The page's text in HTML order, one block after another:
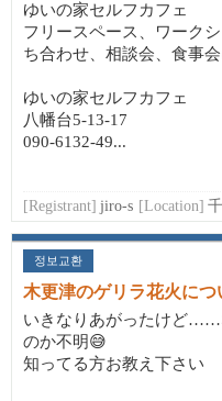
ゆいの家セルフカフェ
フリースペース、ワーク
ち合わせ、相談会、食事
ゆいの家セルフカフェ
八幡台5-13-17
090-6132-49...
[Registrant] jiro-s [Location]
정보교환
木更津のゲリラ花火につ
いきなりあがったけど……
のか不明😅
知ってる方お教え下さい